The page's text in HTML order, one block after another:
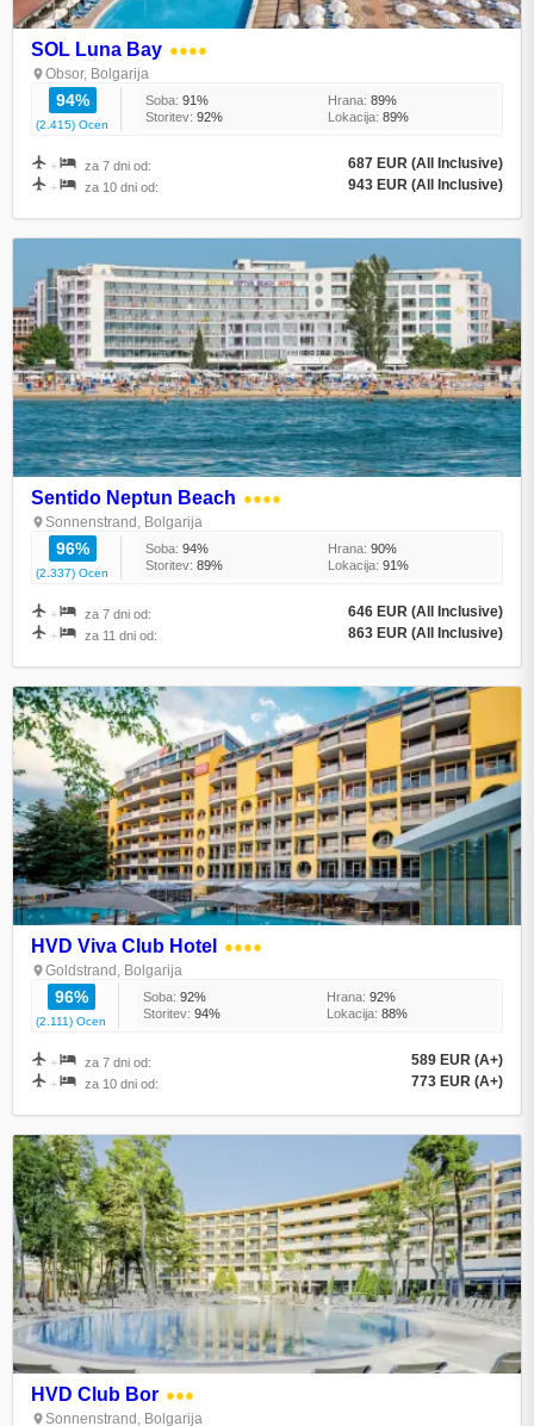
SOL Luna Bay ●●●●
Obsor, Bolgarija
94%
(2.415) Ocen
Soba: 91% Hrana: 89%
Storitev: 92% Lokacija: 89%
+ za 7 dni od: 687 EUR (All Inclusive)
+ za 10 dni od: 943 EUR (All Inclusive)
Sentido Neptun Beach ●●●●
Sonnenstrand, Bolgarija
96%
(2.337) Ocen
Soba: 94% Hrana: 90%
Storitev: 89% Lokacija: 91%
+ za 7 dni od: 646 EUR (All Inclusive)
+ za 11 dni od: 863 EUR (All Inclusive)
HVD Viva Club Hotel ●●●●
Goldstrand, Bolgarija
96%
(2.111) Ocen
Soba: 92% Hrana: 92%
Storitev: 94% Lokacija: 88%
+ za 7 dni od: 589 EUR (A+)
+ za 10 dni od: 773 EUR (A+)
HVD Club Bor ●●●
Sonnenstrand, Bolgarija